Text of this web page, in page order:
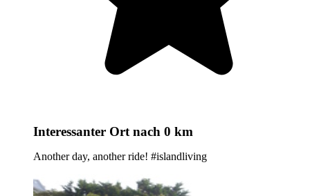
Interessanter Ort nach 0 km
Another day, another ride! #islandliving